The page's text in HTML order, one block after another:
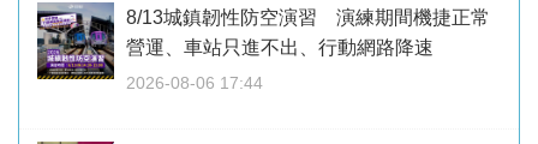
8/13城鎮韌性防空演習 演練期間機捷正常
營運、車站只進不出、行動網路降速
2026-08-06 17:44